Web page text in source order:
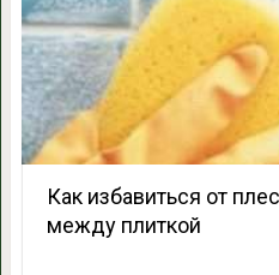
Как избавиться от
между плиткой